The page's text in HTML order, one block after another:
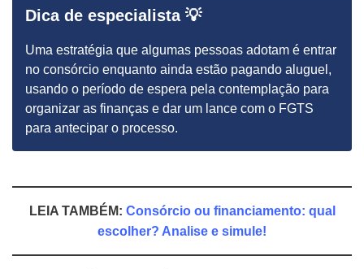
Dica de especialista 💡
Uma estratégia que algumas pessoas adotam é entrar
no consórcio enquanto ainda estão pagando aluguel,
usando o período de espera pela contemplação para
organizar as finanças e dar um lance com o FGTS
para antecipar o processo.
LEIA TAMBÉM: Consórcio ou financiamento: qual
escolher? Analise e simule!